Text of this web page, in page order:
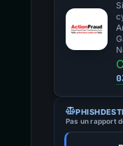
Pas un rapport